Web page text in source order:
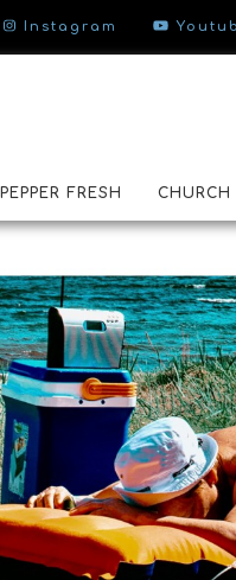
Instagram
PEPPER FRESH CHURCH